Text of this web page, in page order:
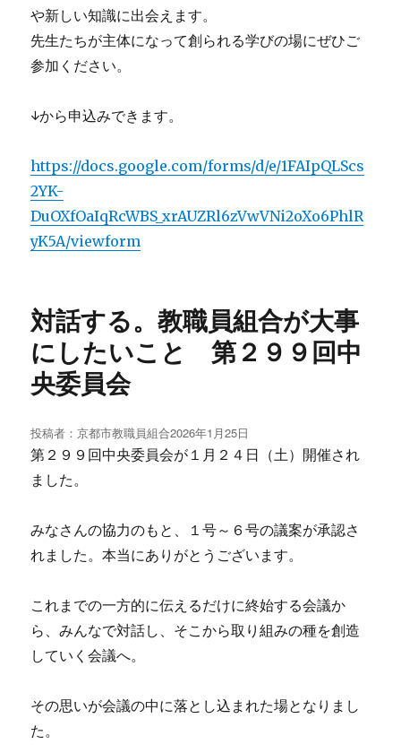
や新しい知識に出会えます。
先生たちが主体になって創られる学びの場にぜひご
参加ください。
↓から申込みできます。
https://docs.google.com/forms/d/e/1FAIpQLScs
2YK-
DuOXfOaIqRcWBS_xrAUZRl6zVwVNi2oXo6PhlR
yK5A/viewform
対話する。教職員組合が大事
にしたいこと 第２９９回中
央委員会
投稿者：京都市教職員組合投
稿
2026年1月25日
第２９９回中央委員会が１月２４日（土）開催され
ました。
みなさんの協力のもと、１号～６号の議案が承認さ
れました。本当にありがとうございます。
これまでの一方的に伝えるだけに終始する会議か
ら、みんなで対話し、そこから取り組みの種を創造
していく会議へ。
その思いが会議の中に落とし込まれた場となりまし
た。